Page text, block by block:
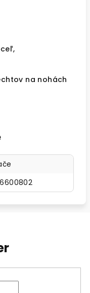
na nohách